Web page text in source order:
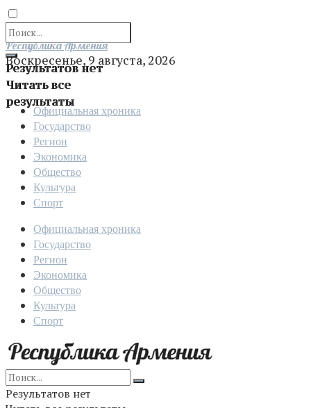
Результатов нет
Читать все
результаты
Отправить
Республика Армения
Воскресенье, 9 августа, 2026
Официальная хроника
Государство
Регион
Экономика
Общество
Культура
Спорт
Официальная хроника
Государство
Регион
Экономика
Общество
Культура
Спорт
Результатов нет